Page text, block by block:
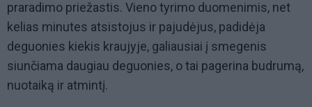
praradimo priežastis. Vieno tyrimo duomenimis, net
kelias minutes atsistojus ir pajudėjus, padidėja
deguonies kiekis kraujyje, galiausiai į smegenis
siunčiama daugiau deguonies, o tai pagerina budrumą,
nuotaiką ir atmintį.